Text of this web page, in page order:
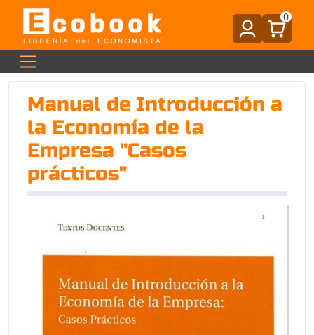
0
Manual de Introducción a
la Economía de la
Empresa "Casos
prácticos"